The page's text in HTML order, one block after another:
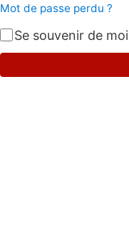
Mot de passe perdu ?
Se souvenir de moi